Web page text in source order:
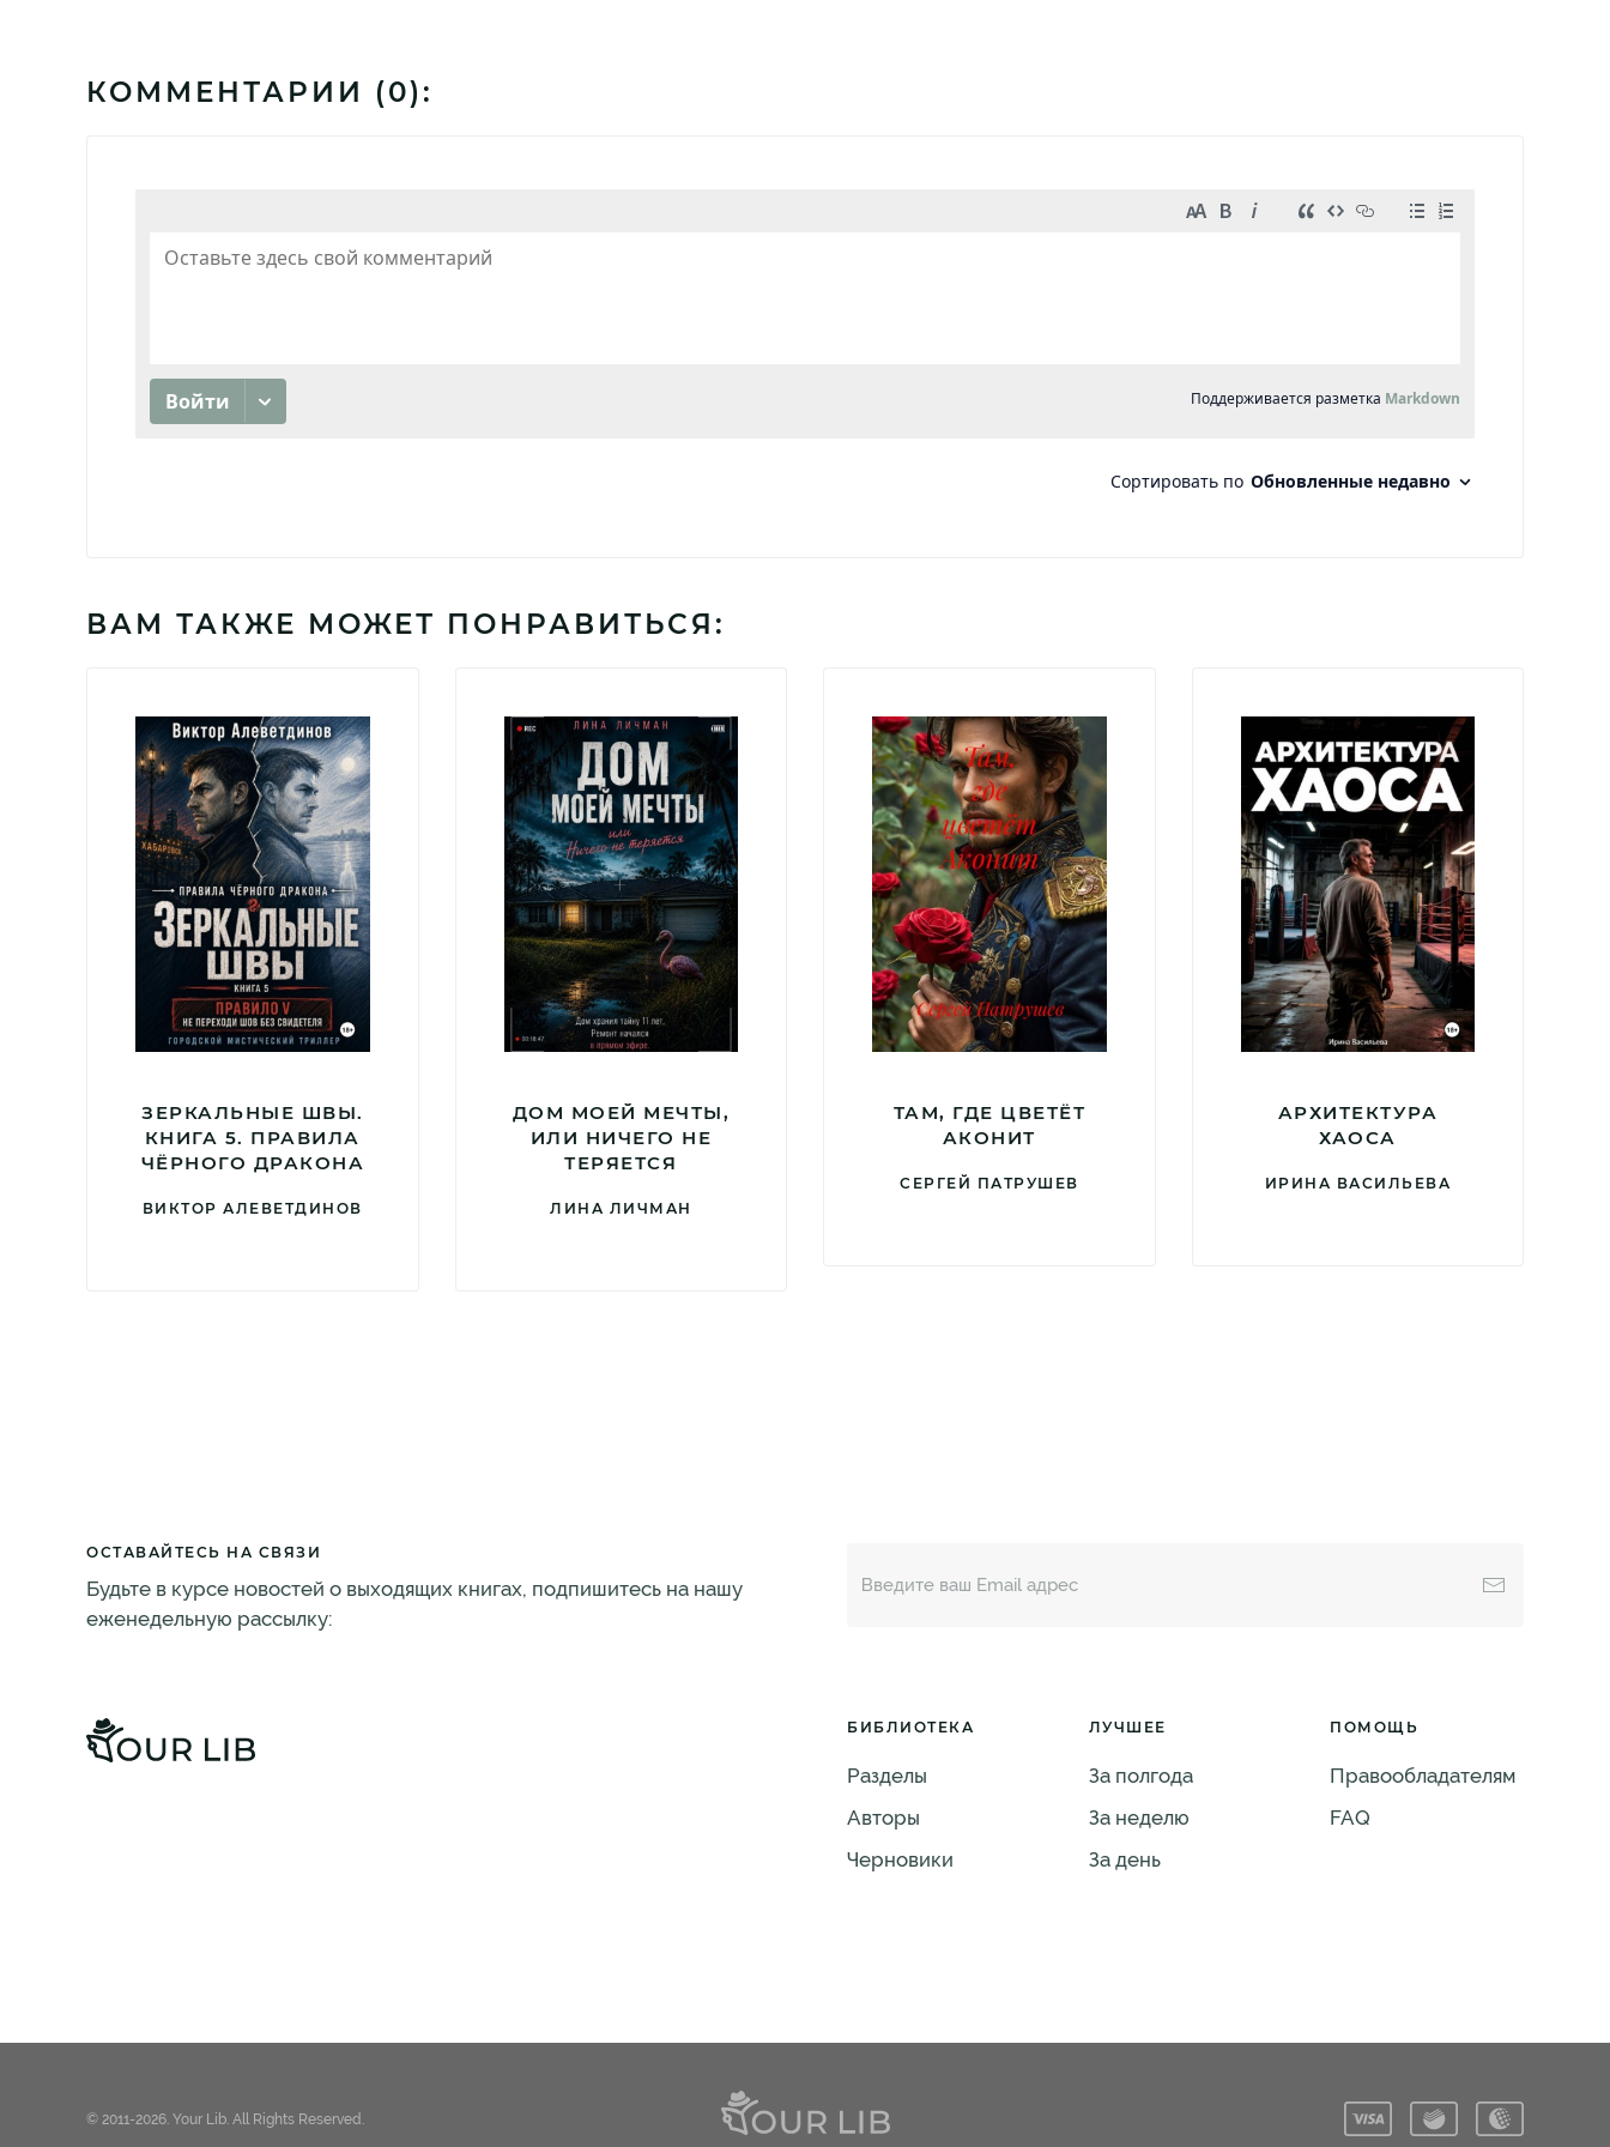
КОММЕНТАРИИ (0):
ВАМ ТАКЖЕ МОЖЕТ ПОНРАВИТЬСЯ:
ЗЕРКАЛЬНЫЕ ШВЫ.
КНИГА 5. ПРАВИЛА
ЧЁРНОГО ДРАКОНА
ВИКТОР АЛЕВЕТДИНОВ
ДОМ МОЕЙ МЕЧТЫ,
ИЛИ НИЧЕГО НЕ
ТЕРЯЕТСЯ
ЛИНА ЛИЧМАН
ТАМ, ГДЕ ЦВЕТЁТ
АКОНИТ
СЕРГЕЙ ПАТРУШЕВ
АРХИТЕКТУРА
ХАОСА
ИРИНА ВАСИЛЬЕВА
ОСТАВАЙТЕСЬ НА СВЯЗИ
Будьте в курсе новостей о выходящих книгах, подпишитесь на нашу
еженедельную рассылку:
БИБЛИОТЕКА
Разделы
Авторы
Черновики
ЛУЧШЕЕ
За полгода
За неделю
За день
ПОМОЩЬ
Правообладателям
FAQ
© 2011-2026. Your Lib. All Rights Reserved.